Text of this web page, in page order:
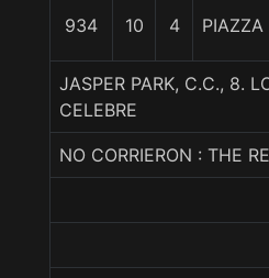
934 10 4
JASPER PARK, C.C., 8.
CELEBRE
NO CORRIERON : THE